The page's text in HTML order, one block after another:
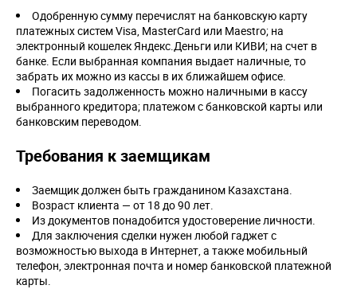
Одобренную сумму перечислят на банковскую карту
платежных систем Visa, MasterCard или Maestro; на
электронный кошелек Яндекс.Деньги или КИВИ; на счет в
банке. Если выбранная компания выдает наличные, то
забрать их можно из кассы в их ближайшем офисе.
Погасить задолженность можно наличными в кассу
выбранного кредитора; платежом с банковской карты или
банковским переводом.
Требования к заемщикам
Заемщик должен быть гражданином Казахстана.
Возраст клиента — от 18 до 90 лет.
Из документов понадобится удостоверение личности.
Для заключения сделки нужен любой гаджет с
возможностью выхода в Интернет, а также мобильный
телефон, электронная почта и номер банковской платежной
карты.